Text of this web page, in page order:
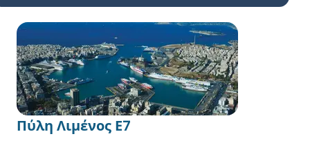
Πύλη Λιμένος Ε7